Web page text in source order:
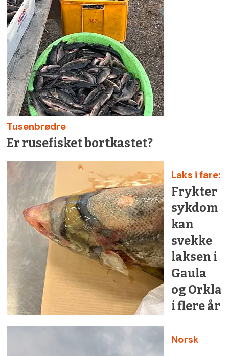
Tusenbrødre
Er rusefisket bortkastet?
Laks i fare:
Frykter
sykdom
kan
svekke
laksen i
Gaula
og Orkla
i flere år
Norsk